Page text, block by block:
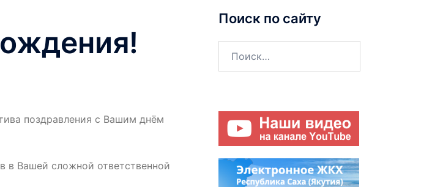
поздравления с Вашим днём
в Вашей сложной ответственной
Поиск по сайту